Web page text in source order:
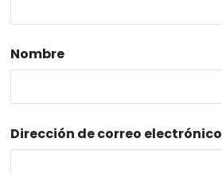
Nombre
Dirección de correo electrónico